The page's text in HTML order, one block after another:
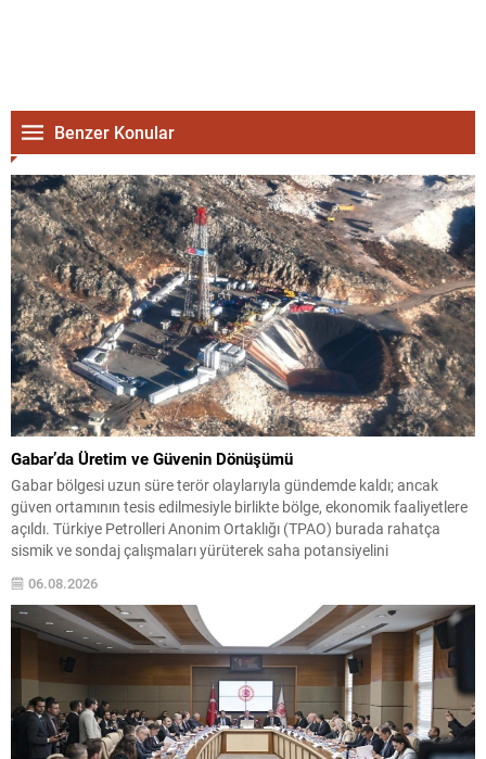
Benzer Konular
Gabar’da Üretim ve Güvenin Dönüşümü
Gabar bölgesi uzun süre terör olaylarıyla gündemde kaldı; ancak
güven ortamının tesis edilmesiyle birlikte bölge, ekonomik faaliyetlere
açıldı. Türkiye Petrolleri Anonim Ortaklığı (TPAO) burada rahatça
sismik ve sondaj çalışmaları yürüterek saha potansiyelini
neticesinde Cumhuriyet tarihinin en büyük petrol keşfi gerçekleştirildi
ve üretime alınan...
06.08.2026